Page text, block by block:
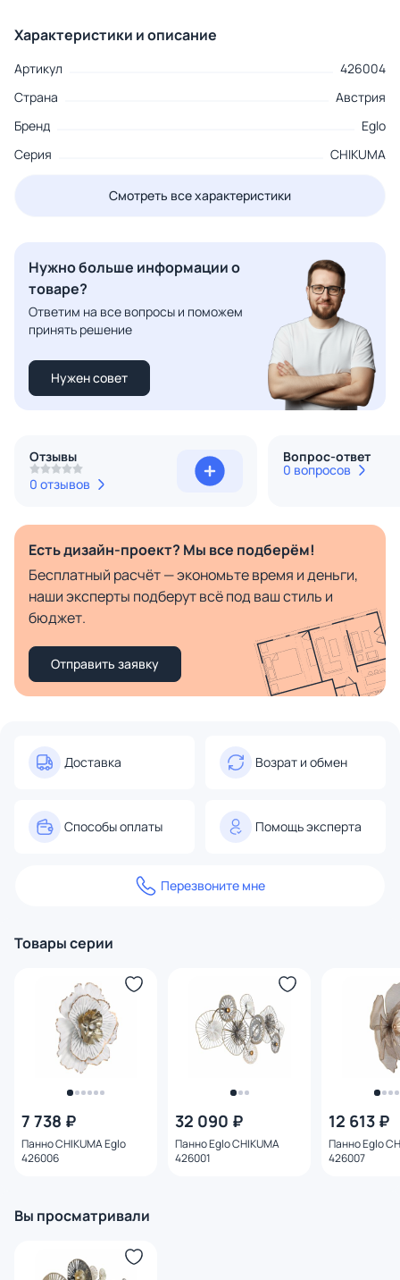
Характеристики и описание
Артикул
426004
Страна
Австрия
Бренд
Eglo
Серия
CHIKUMA
Смотреть все характеристики
Нужно больше информации о
товаре?
Ответим на все вопросы и поможем
принять решение
Нужен совет
Отзывы
0 отзывов
Вопрос-ответ
0 вопросов
Есть дизайн-проект? Мы все подберём!
Бесплатный расчёт — экономьте время и деньги,
наши эксперты подберут всё под ваш стиль и
бюджет.
Отправить заявку
Доставка Возрат и обмен
Способы оплаты Помощь эксперта
Перезвоните мне
Товары серии
7 738 ₽
Панно CHIKUMA Eglo
426006
32 090 ₽
Панно Eglo CHIKUMA
426001
12 613 ₽
Панно Eglo
426007
Вы просматривали